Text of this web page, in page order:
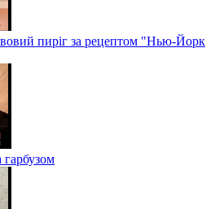
пиріг за рецептом "Нью-Йорк
гарбузом